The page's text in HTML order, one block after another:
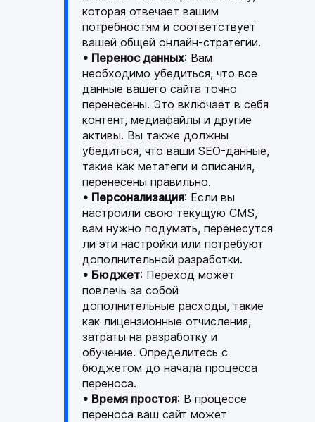
которая отвечает вашим
потребностям и соответствует
вашей общей онлайн-стратегии.
• Перенос данных: Вам
необходимо убедиться, что все
данные вашего сайта точно
перенесены. Это включает в себя
контент, медиафайлы и другие
активы. Вы также должны
убедиться, что ваши SEO-данные,
такие как метатеги и описания,
перенесены правильно.
• Персонализация: Если вы
настроили свою текущую CMS,
вам нужно подумать, перенесутся
ли эти настройки или потребуют
дополнительной разработки.
• Бюджет: Переход может
повлечь за собой
дополнительные расходы, такие
как лицензионные отчисления,
затраты на разработку и
обучение. Определитесь с
бюджетом до начала процесса
переноса.
• Время простоя: В процессе
переноса ваш сайт может